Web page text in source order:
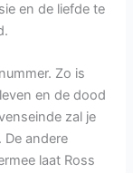
en de liefde te
Zo is
en de dood
zal je
De andere
laat Ross